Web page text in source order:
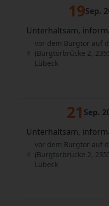
19Sep.
Unterhaltsam,
vor dem Burgtor auf
(Burgtorbrücke 2,
Lübeck
21 Sep.
Unterhaltsam,
vor dem Burgtor auf
(Burgtorbrücke 2,
Lübeck